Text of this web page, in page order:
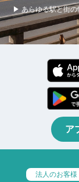
▶ あらゆる駅と街の
ア
法人のお客様